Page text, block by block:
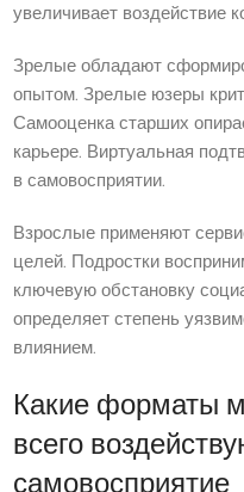
увеличивает воздействие
Зрелые обладают
опытом. Зрелые юзеры
Самооценка старших
карьере. Виртуальная
в самовосприятии.
Взрослые применяют
целей. Подростки
ключевую обстановку
определяет степень
влиянием.
Какие форматы
всего